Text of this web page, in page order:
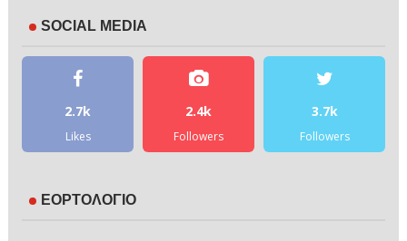
SOCIAL MEDIA
2.7k
Likes
2.4k
Followers
3.7k
Followers
ΕΟΡΤΟΛΟΓΙΟ